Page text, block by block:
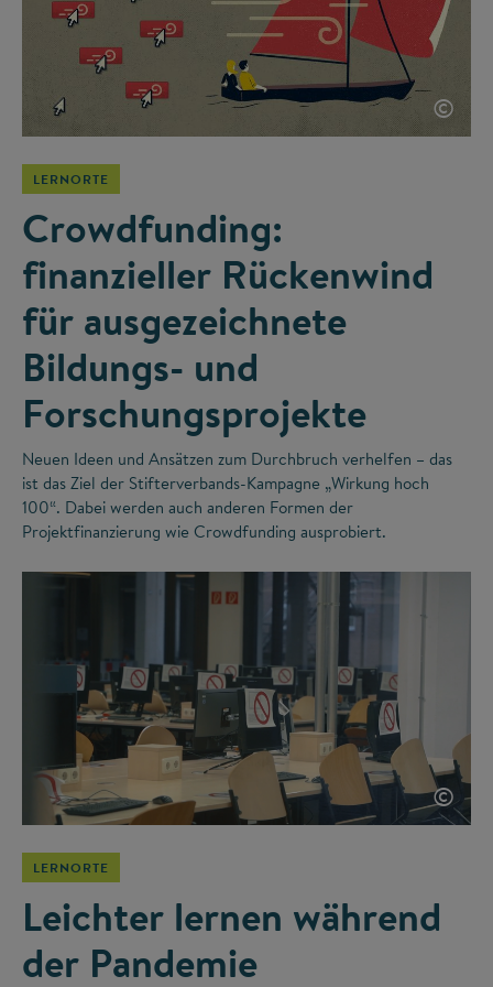
©
LERNORTE
Crowdfunding:
finanzieller Rückenwind
für ausgezeichnete
Bildungs- und
Forschungsprojekte
Neuen Ideen und Ansätzen zum Durchbruch verhelfen – das
ist das Ziel der Stifterverbands-Kampagne „Wirkung hoch
100“. Dabei werden auch anderen Formen der
Projektfinanzierung wie Crowdfunding ausprobiert.
©
LERNORTE
Leichter lernen während
der Pandemie